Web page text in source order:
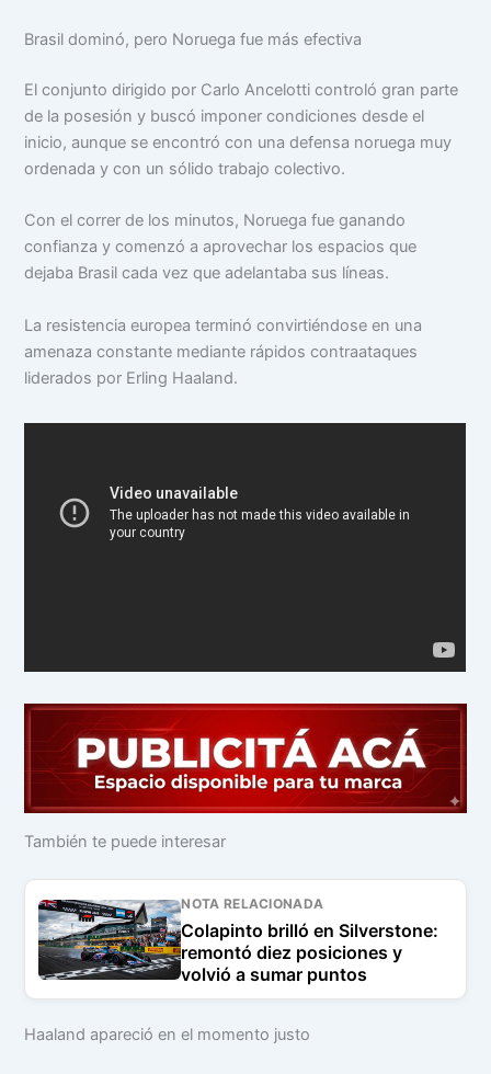
Brasil dominó, pero Noruega fue más efectiva
El conjunto dirigido por Carlo Ancelotti controló gran parte
de la posesión y buscó imponer condiciones desde el
inicio, aunque se encontró con una defensa noruega muy
ordenada y con un sólido trabajo colectivo.
Con el correr de los minutos, Noruega fue ganando
confianza y comenzó a aprovechar los espacios que
dejaba Brasil cada vez que adelantaba sus líneas.
La resistencia europea terminó convirtiéndose en una
amenaza constante mediante rápidos contraataques
liderados por Erling Haaland.
También te puede interesar
NOTA RELACIONADA
Colapinto brilló en Silverstone:
remontó diez posiciones y
volvió a sumar puntos
Haaland apareció en el momento justo